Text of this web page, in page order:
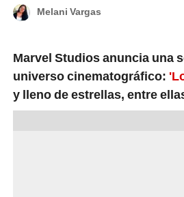
Melani Vargas
Marvel Studios anuncia una
universo cinematográfico:
y lleno de estrellas, entre